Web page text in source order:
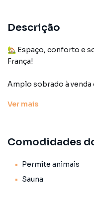
Descrição
🏡 Espaço, conforto e
França!
Amplo sobrado à venda
valorizados e tranquilos
conta com:
4 espaçosos dormitórios, sendo suítes,
com hidromassagem e
Ver mais
Comodidades
Permite animais
Sauna